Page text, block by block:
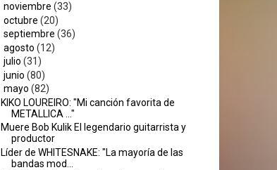
noviembre (33)
octubre (20)
septiembre (36)
agosto (12)
julio (31)
junio (80)
mayo (82)
KIKO LOUREIRO: "Mi canción favorita de
METALLICA ..."
Muere Bob Kulik El legendario guitarrista y
productor
Líder de WHITESNAKE: "La mayoría de las
bandas mod...